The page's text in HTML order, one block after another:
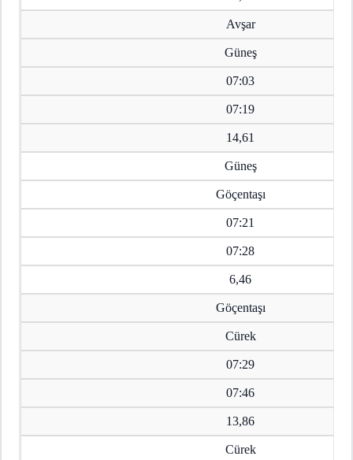
Avşar
Güneş
07:03
07:19
14,61
Güneş
Göçentaşı
07:21
07:28
6,46
Göçentaşı
Cürek
07:29
07:46
13,86
Cürek